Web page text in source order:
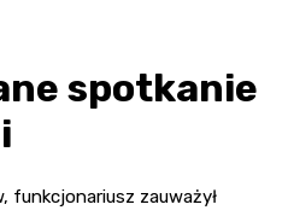
spotkanie
funkcjonariusz zauważył